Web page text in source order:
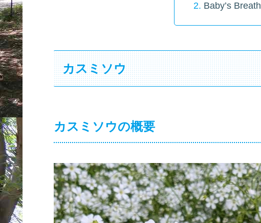
Baby’s Breath
カスミソウ
カスミソウの概要